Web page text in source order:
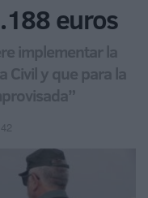
euros
implementar la
Civil y que para la